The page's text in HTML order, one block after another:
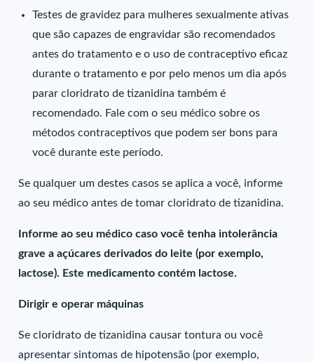
Testes de gravidez para mulheres sexualmente ativas
que são capazes de engravidar são recomendados
antes do tratamento e o uso de contraceptivo eficaz
durante o tratamento e por pelo menos um dia após
parar cloridrato de tizanidina também é
recomendado. Fale com o seu médico sobre os
métodos contraceptivos que podem ser bons para
você durante este período.
Se qualquer um destes casos se aplica a você, informe
ao seu médico antes de tomar cloridrato de tizanidina.
Informe ao seu médico caso você tenha intolerância
grave a açúcares derivados do leite (por exemplo,
lactose). Este medicamento contém lactose.
Dirigir e operar máquinas
Se cloridrato de tizanidina causar tontura ou você
apresentar sintomas de hipotensão (por exemplo,